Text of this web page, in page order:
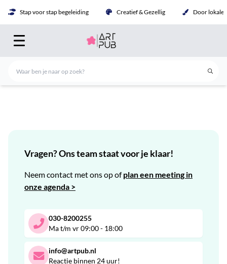
Stap voor stap begeleiding Creatief & Gezellig Door lokale
Vragen? Ons team staat voor je klaar!
Neem contact met ons op ofplan een meeting in
onze agenda >
030-8200255
Ma t/m vr 09:00 - 18:00
info@artpub.nl
Reactie binnen 24 uur!